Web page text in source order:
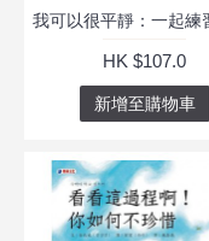
HK $107.0
新增至購物車